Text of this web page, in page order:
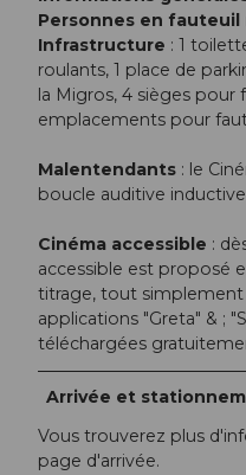
Personnes en
Infrastructure : 1
roulants, 1 place de
la Migros, 4 sièges pour
emplacements pour
Malentendants : le
boucle auditive
Cinéma accessible :
accessible est proposé
titrage, tout simplement
applications "Greta" & ;
téléchargées
Arrivée et
Vous trouverez plus
page d'arrivée.